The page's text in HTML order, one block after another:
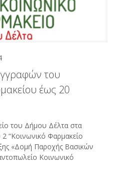
του
έως 20
του Δήμου Δέλτα στα
“Κοινωνικό Φαρμακείο
«Δομή Παροχής Βασικών
Κοινωνικό